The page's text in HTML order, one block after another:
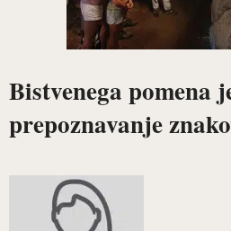
Bistvenega pomena
prepoznavanje